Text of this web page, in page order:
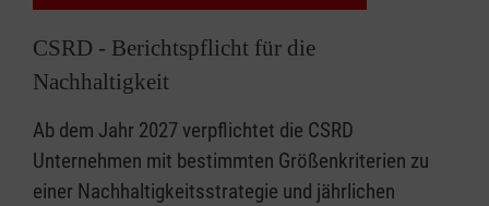
CSRD - Berichtspflicht für die
Nachhaltigkeit
Ab dem Jahr 2027 verpflichtet die CSRD
Unternehmen mit bestimmten Größenkriterien zu
einer Nachhaltigkeitsstrategie und jährlichen